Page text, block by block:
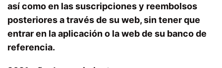
así como en las suscripciones y reembolsos
posteriores a través de su web, sin tener que
entrar en la aplicación o la web de su banco de
referencia.